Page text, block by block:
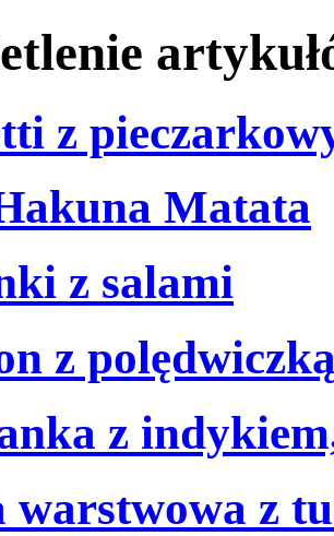
z
Matata
z salami
z
z
warstwowa z